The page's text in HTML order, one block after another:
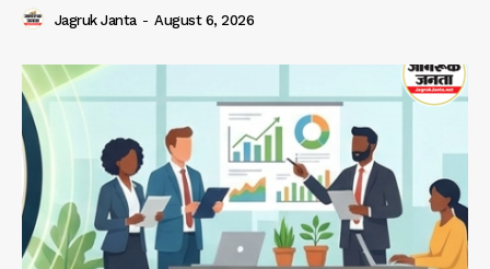
Jagruk Janta - August 6, 2026